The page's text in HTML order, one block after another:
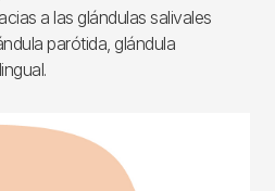
a las glándulas salivales
parótida, glándula